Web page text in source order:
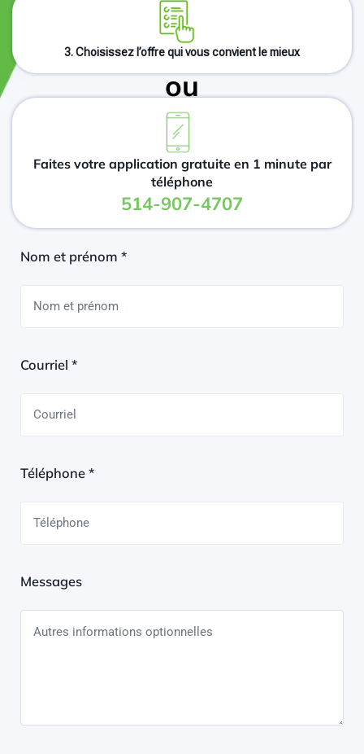
Nom et prénom *
Courriel *
Téléphone *
Messages
3. Choisissez l’offre qui vous convient le mieux
ou
Faites votre application gratuite en 1 minute par
téléphone
514-907-4707